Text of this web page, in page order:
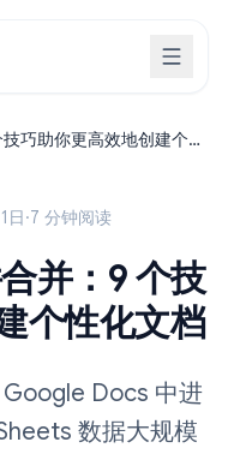
巧助你更高效地创建个性
日·7 分钟阅读
并：9 个技
个性化文档
Docs 中进
数据大规模